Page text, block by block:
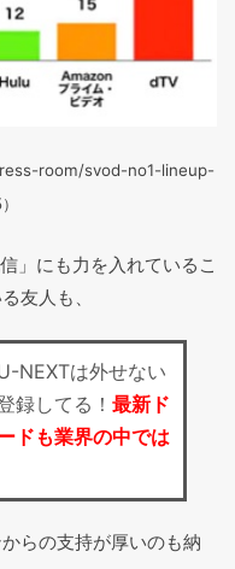
room/svod-no1-lineup-
」にも力を入れているこ
友人も、
NEXTは外せない
録してる！ 最新ド
ドも業界の中では
らの支持が厚いのも納